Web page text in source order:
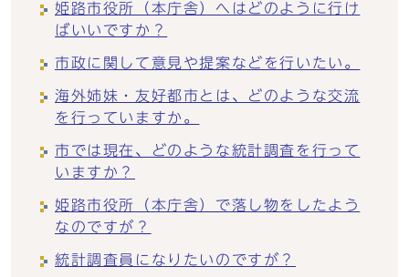
姫路市役所（本庁舎）へはどのように行け
ばいいですか？
市政に関して意見や提案などを行いたい。
海外姉妹・友好都市とは、どのような交流
を行っていますか。
市では現在、どのような統計調査を行って
いますか？
姫路市役所（本庁舎）で落し物をしたよう
なのですが？
統計調査員になりたいのですが？